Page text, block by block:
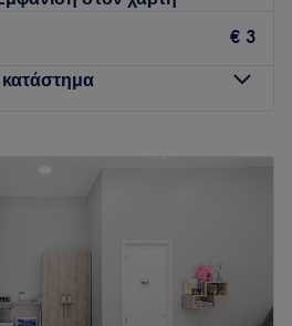
€ 3
κατάστημα
18:00
Κλειστό